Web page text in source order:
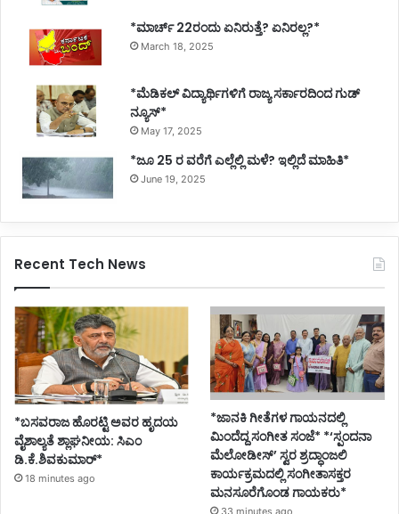
*ಮಾರ್ಚ್ 22ರಂದು ಏನಿರುತ್ತೆ? ಏನಿರಲ್ಲ?*
March 18, 2025
*ಮೆಡಿಕಲ್ ವಿದ್ಯಾರ್ಥಿಗಳಿಗೆ ರಾಜ್ಯ ಸರ್ಕಾರದಿಂದ ಗುಡ್
ನ್ಯೂಸ್*
May 17, 2025
*ಜೂ 25 ರ ವರೆಗೆ ಎಲ್ಲೆಲ್ಲಿ ಮಳೆ? ಇಲ್ಲಿದೆ ಮಾಹಿತಿ*
June 19, 2025
Recent Tech News
*ಬಸವರಾಜ ಹೊರಟ್ಟಿ ಅವರ ಹೃದಯ
ವೈಶಾಲ್ಯತೆ ಶ್ಲಾಘನೀಯ: ಸಿಎಂ
ಡಿ.ಕೆ.ಶಿವಕುಮಾರ್*
18 minutes ago
*ಜಾನಕಿ ಗೀತೆಗಳ ಗಾಯನದಲ್ಲಿ
ಮಿಂದೆದ್ದ ಸಂಗೀತ ಸಂಜೆ* *‘ಸ್ಪಂದನಾ
ಮೆಲೋಡೀಸ್’ ಸ್ವರ ಶ್ರದ್ಧಾಂಜಲಿ
ಕಾರ್ಯಕ್ರಮದಲ್ಲಿ ಸಂಗೀತಾಸಕ್ತರ
ಮನಸೂರೆಗೊಂಡ ಗಾಯಕರು*
33 minutes ago